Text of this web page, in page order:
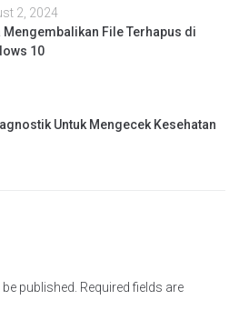
2, 2024
Mengembalikan File Terhapus di
10
Untuk Mengecek Kesehatan
published. Required fields are